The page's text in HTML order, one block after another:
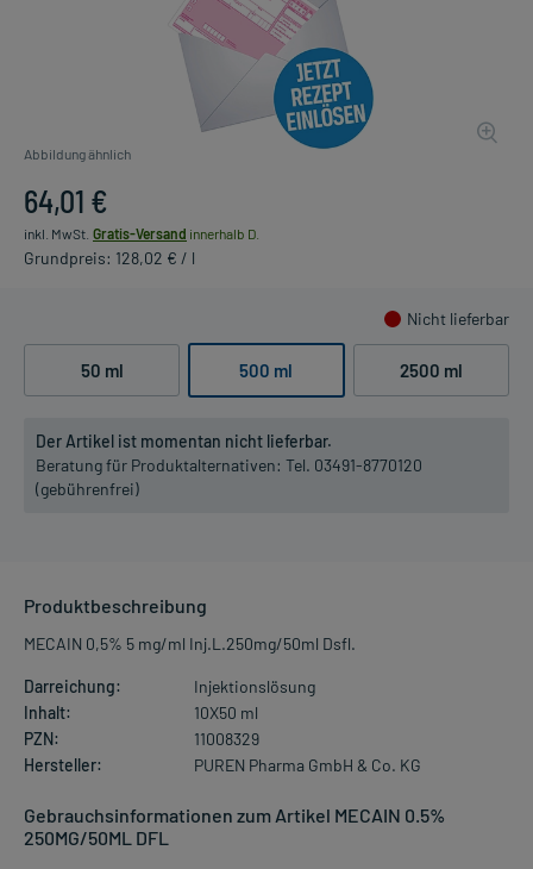
Abbildung ähnlich
64,01 €
inkl. MwSt. Gratis-Versand innerhalb D.
Grundpreis: 128,02 € / l
Nicht lieferbar
50 ml 500 ml 2500 ml
Der Artikel ist momentan nicht lieferbar.
Beratung für Produktalternativen: Tel. 03491-8770120
(gebührenfrei)
Produktbeschreibung
MECAIN 0,5% 5 mg/ml Inj.L.250mg/50ml Dsfl.
Darreichung:
Injektionslösung
Inhalt:
10X50 ml
PZN:
11008329
Hersteller:
PUREN Pharma GmbH & Co. KG
Gebrauchsinformationen zum Artikel MECAIN 0.5%
250MG/50ML DFL